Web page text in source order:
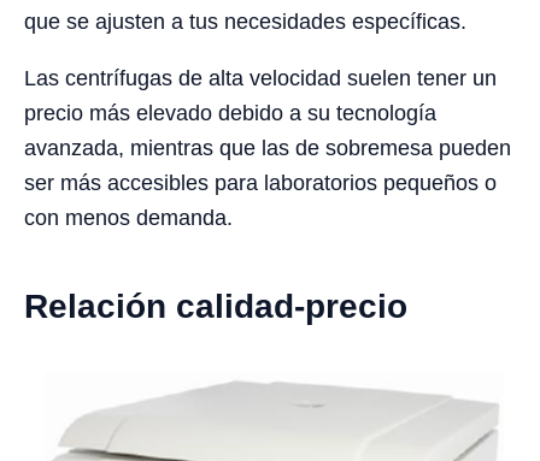
que se ajusten a tus necesidades específicas.
Las centrífugas de alta velocidad suelen tener un
precio más elevado debido a su tecnología
avanzada, mientras que las de sobremesa pueden
ser más accesibles para laboratorios pequeños o
con menos demanda.
Relación calidad-precio